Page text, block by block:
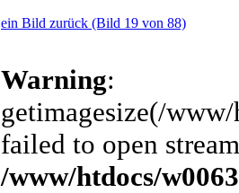
ein Bild zurück (Bild 19 von 88)
Warning:
getimagesize(/
failed to open
/www/htdocs/